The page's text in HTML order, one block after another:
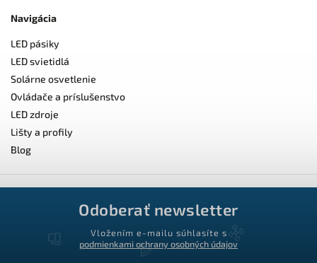
Navigácia
LED pásiky
LED svietidlá
Solárne osvetlenie
Ovládače a príslušenstvo
LED zdroje
Lišty a profily
Blog
Odoberať newsletter
Vložením e-mailu súhlasíte s
podmienkami ochrany osobných údajov